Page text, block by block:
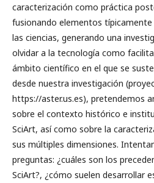
caracterización como práctica
fusionando elementos
las ciencias, generando una
olvidar a la tecnología como
ámbito científico en el que se
desde nuestra investigación
https://aster.us.es), pretendemos
sobre el contexto histórico e
SciArt, así como sobre la
sus múltiples dimensiones.
preguntas: ¿cuáles son los
SciArt?, ¿cómo suelen desarrollar